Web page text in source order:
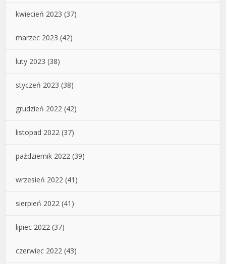
kwiecień 2023 (37)
marzec 2023 (42)
luty 2023 (38)
styczeń 2023 (38)
grudzień 2022 (42)
listopad 2022 (37)
październik 2022 (39)
wrzesień 2022 (41)
sierpień 2022 (41)
lipiec 2022 (37)
czerwiec 2022 (43)